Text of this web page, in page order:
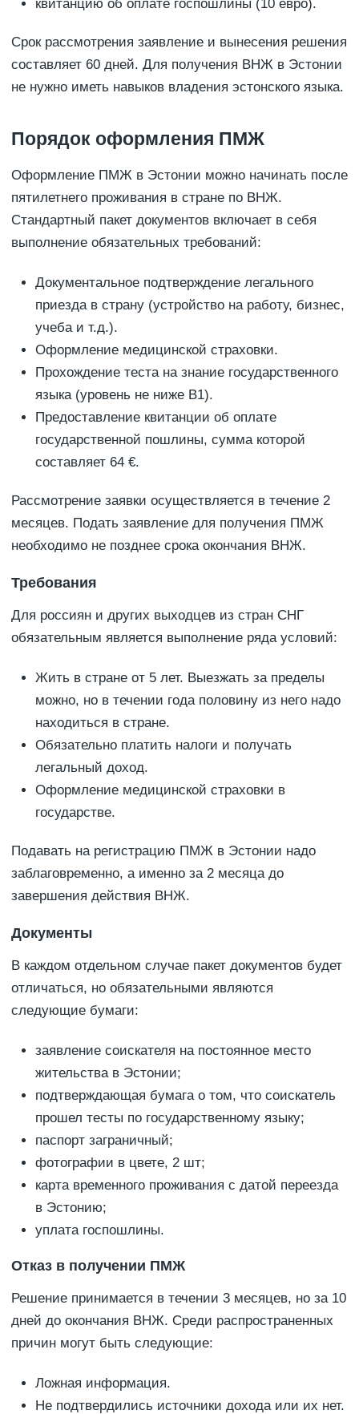
квитанцию об оплате госпошлины (10 евро).
Срок рассмотрения заявление и вынесения решения
составляет 60 дней. Для получения ВНЖ в Эстонии
не нужно иметь навыков владения эстонского языка.
Порядок оформления ПМЖ
Оформление ПМЖ в Эстонии можно начинать после
пятилетнего проживания в стране по ВНЖ.
Стандартный пакет документов включает в себя
выполнение обязательных требований:
Документальное подтверждение легального
приезда в страну (устройство на работу, бизнес,
учеба и т.д.).
Оформление медицинской страховки.
Прохождение теста на знание государственного
языка (уровень не ниже В1).
Предоставление квитанции об оплате
государственной пошлины, сумма которой
составляет 64 €.
Рассмотрение заявки осуществляется в течение 2
месяцев. Подать заявление для получения ПМЖ
необходимо не позднее срока окончания ВНЖ.
Требования
Для россиян и других выходцев из стран СНГ
обязательным является выполнение ряда условий:
Жить в стране от 5 лет. Выезжать за пределы
можно, но в течении года половину из него надо
находиться в стране.
Обязательно платить налоги и получать
легальный доход.
Оформление медицинской страховки в
государстве.
Подавать на регистрацию ПМЖ в Эстонии надо
заблаговременно, а именно за 2 месяца до
завершения действия ВНЖ.
Документы
В каждом отдельном случае пакет документов будет
отличаться, но обязательными являются
следующие бумаги:
заявление соискателя на постоянное место
жительства в Эстонии;
подтверждающая бумага о том, что соискатель
прошел тесты по государственному языку;
паспорт заграничный;
фотографии в цвете, 2 шт;
карта временного проживания с датой переезда
в Эстонию;
уплата госпошлины.
Отказ в получении ПМЖ
Решение принимается в течении 3 месяцев, но за 10
дней до окончания ВНЖ. Среди распространенных
причин могут быть следующие:
Ложная информация.
Не подтвердились источники дохода или их нет.